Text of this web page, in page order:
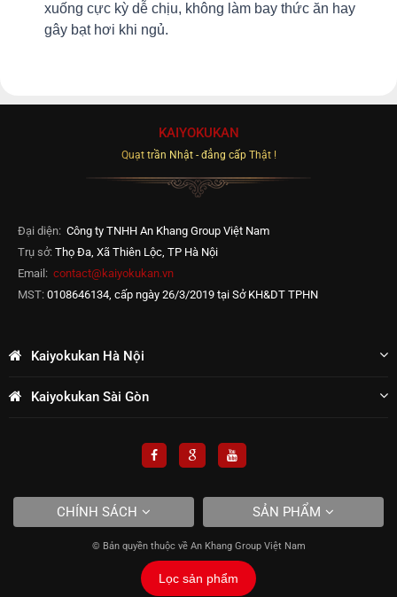
Lọc sản phẩm
xuống cực kỳ dễ chịu, không làm bay thức ăn hay
gây bạt hơi khi ngủ.
KAIYOKUKAN
Quạt trần Nhật - đẳng cấp Thật !
Đại diện: Công ty TNHH An Khang Group Việt Nam
Trụ sở: Thọ Đa, Xã Thiên Lộc, TP Hà Nội
Email: contact@kaiyokukan.vn
MST: 0108646134, cấp ngày 26/3/2019 tại Sở KH&DT TPHN
Kaiyokukan Hà Nội
Kaiyokukan Sài Gòn
CHÍNH SÁCH SẢN PHẨM
© Bản quyền thuộc về An Khang Group Việt Nam